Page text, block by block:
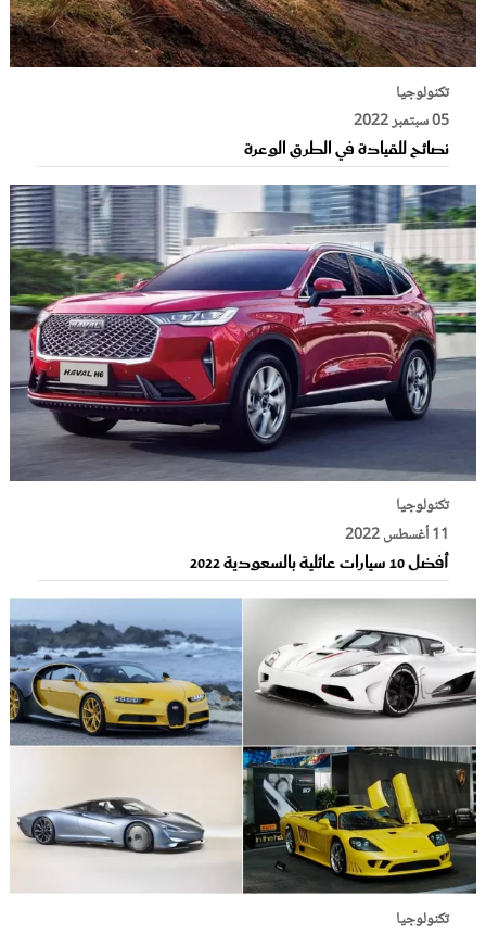
تكنولوجيا
05 سبتمبر 2022
نصائح للقيادة في الطرق الوعرة
تكنولوجيا
11 أغسطس 2022
أفضل 10 سيارات عائلية بالسعودية 2022
تكنولوجيا